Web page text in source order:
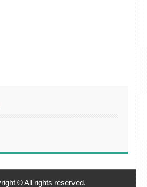
© All rights reserved.